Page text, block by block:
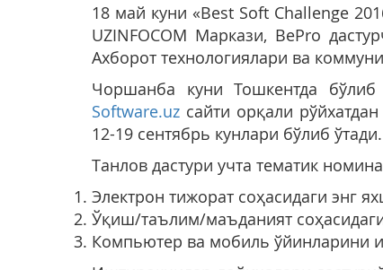
18 май куни «Best Soft Challenge
UZINFOCOM Маркази, ВеРrо
Ахборот технологиялари ва
Чоршанба куни Тошкентда бўлиб
Software.uz сайти орқали
12-19 сентябрь кунлари бўлиб ўтади.
Танлов дастури учта тематик
Электрон тижорат соҳасидаги энг
Ўқиш/таълим/маъданият
Компьютер ва мобиль ўйинларини